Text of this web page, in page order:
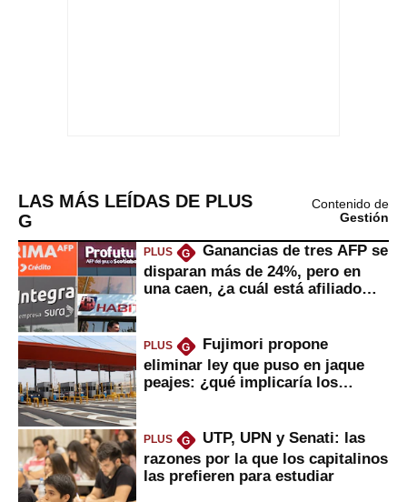
LAS MÁS LEÍDAS DE PLUS
G
Contenido de
Gestión
PLUS G
Ganancias de tres AFP se
disparan más de 24%, pero en
una caen, ¿a cuál está afiliado
PLUS G
Fujimori propone
eliminar ley que puso en jaque
peajes: ¿qué implicaría los
PLUS G
UTP, UPN y Senati: las
razones por la que los capitalinos
las prefieren para estudiar